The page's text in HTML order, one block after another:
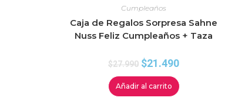
Cumpleaños
Caja de Regalos Sorpresa Sahne
Nuss Feliz Cumpleaños + Taza
$27.990 $21.490
Añadir al carrito